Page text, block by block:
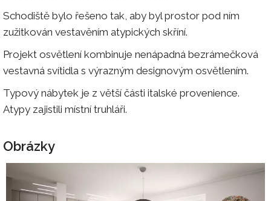
Schodiště bylo řešeno tak, aby byl prostor pod ním
zužitkován vestavěním atypických skříní.
Projekt osvětlení kombinuje nenápadná bezrámečková
vestavná svítidla s výrazným designovým osvětlením.
Typový nábytek je z větší části italské provenience.
Atypy zajistili místní truhláři.
Obrázky